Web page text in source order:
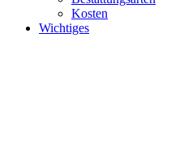
Kosten
Wichtiges